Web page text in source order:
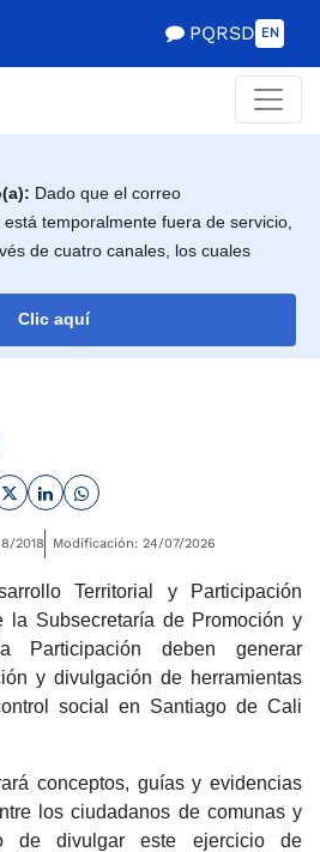
PQRSD EN
Dado que el correo
temporalmente fuera de servicio,
de cuatro canales, los cuales
Clic aquí
TwitterLinkedinWhatsapp
2018 Modificación: 24/07/2026
Territorial y Participación
la Subsecretaría de Promoción y
Participación deben generar
y divulgación de herramientas
social en Santiago de Cali
conceptos, guías y evidencias
los ciudadanos de comunas y
de divulgar este ejercicio de